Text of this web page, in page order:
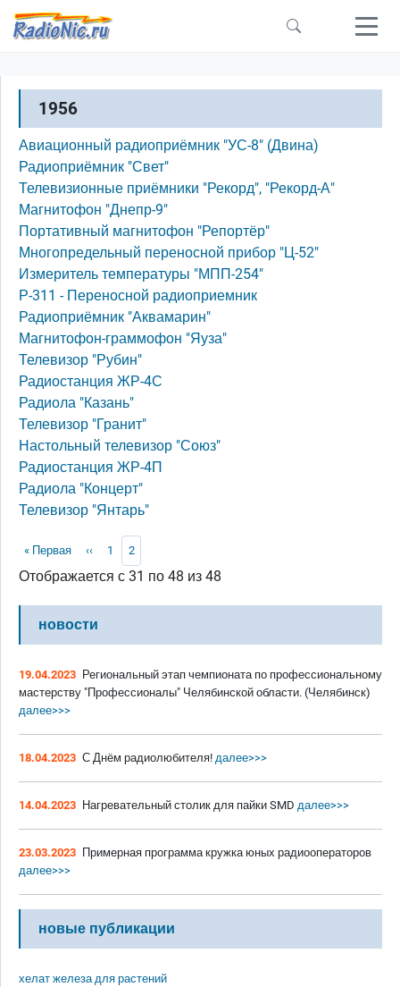
Перейти к основному содержанию
1956
Авиационный радиоприёмник "УС-8" (Двина)
Радиоприёмник "Свет"
Телевизионные приёмники "Рекорд", "Рекорд-А"
Магнитофон "Днепр-9"
Портативный магнитофон "Репортёр"
Многопредельный переносной прибор "Ц-52"
Измеритель температуры "МПП-254"
Р-311 - Переносной радиоприемник
Радиоприёмник "Аквамарин"
Магнитофон-граммофон "Яуза"
Телевизор "Рубин"
Радиостанция ЖР-4С
Радиола "Казань"
Телевизор "Гранит"
Настольный телевизор "Союз"
Радиостанция ЖР-4П
Радиола "Концерт"
Телевизор "Янтарь"
Нумерация страниц
Первая страница
« Первая Предыдущая страница
‹‹ Page
1 Текущая страница
2
Отображается с 31 по 48 из 48
новости
19.04.2023 Региональный этап чемпионата по профессиональному
мастерству "Профессионалы" Челябинской области. (Челябинск)
далее>>>
18.04.2023 С Днём радиолюбителя! далее>>>
14.04.2023 Нагревательный столик для пайки SMD далее>>>
23.03.2023 Примерная программа кружка юных радиооператоров
далее>>>
новые публикации
хелат железа для растений